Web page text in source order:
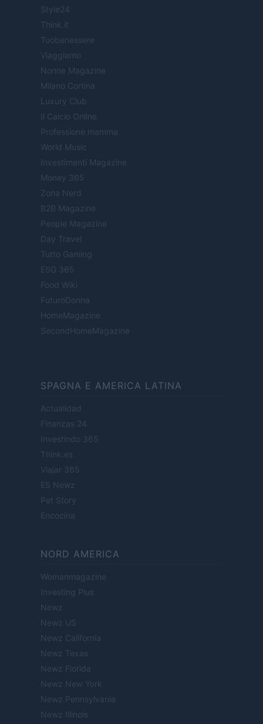
Style24
Think.it
Tuobenessere
Viaggiamo
Nonne Magazine
Milano Cortina
Luxury Club
Il Calcio Online
Professione mamma
World Music
Investimenti Magazine
Money 365
Zona Nerd
B2B Magazine
People Magazine
Day Travel
Tutto Gaming
ESG 365
Food Wiki
FuturoDonna
HomeMagazine
SecondHomeMagazine
SPAGNA E AMERICA LATINA
Actualidad
Finanzas 24
Investindo 365
Think.es
Viajar 365
ES Newz
Pet Story
Encocina
NORD AMERICA
Womanmagazine
Investing Plus
Newz
Newz US
Newz California
Newz Texas
Newz Florida
Newz New York
Newz Pennsylvania
Newz Illinois